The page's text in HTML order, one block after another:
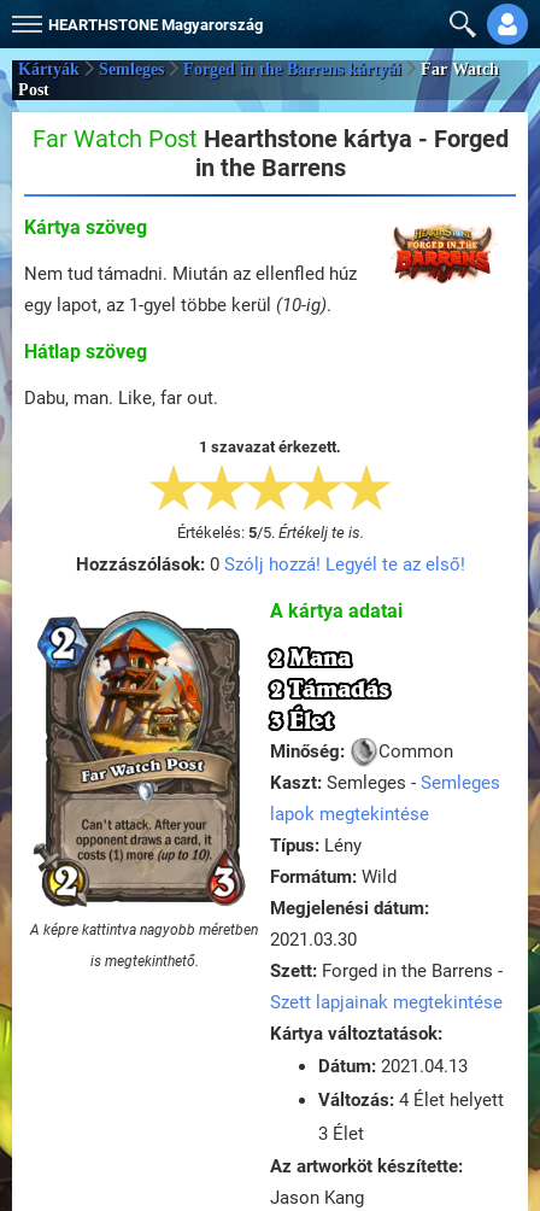
HEARTHSTONE Magyarország
Kártyák Semleges Forged in the Barrens kártyái
Far Watch
Post
Far Watch Post Hearthstone kártya - Forged
in the Barrens
Kártya szöveg
Nem tud támadni. Miután az ellenfled húz
egy lapot, az 1-gyel többe kerül (10-ig).
Hátlap szöveg
Dabu, man. Like, far out.
1 szavazat érkezett.
Értékelés: 5/5. Értékelj te is.
Hozzászólások:0 Szólj hozzá! Legyél te az első!
A képre kattintva nagyobb méretben
is megtekinthető.
A kártya adatai
2 Mana
2 Támadás
3 Élet
Minőség:
Common
Kaszt: Semleges - Semleges
lapok megtekintése
Típus: Lény
Formátum: Wild
Megjelenési dátum:
2021.03.30
Szett: Forged in the Barrens -
Szett lapjainak megtekintése
Kártya változtatások:
Dátum: 2021.04.13
Változás: 4 Élet helyett
3 Élet
Az artworköt készítette:
Jason Kang